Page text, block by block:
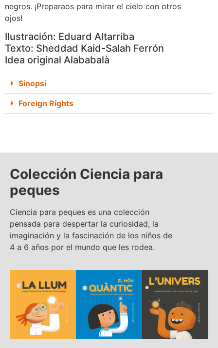
negros. ¡Preparaos para mirar el cielo con otros
ojos!
Ilustración: Eduard Altarriba
Texto: Sheddad Kaid-Salah Ferrón
Idea original Alababalà
Sinopsi
Foreign Rights
Colección Ciencia para
peques
Ciencia para peques es una colección
pensada para despertar la curiosidad, la
imaginación y la fascinación de los niños de
4 a 6 años por el mundo que les rodea.